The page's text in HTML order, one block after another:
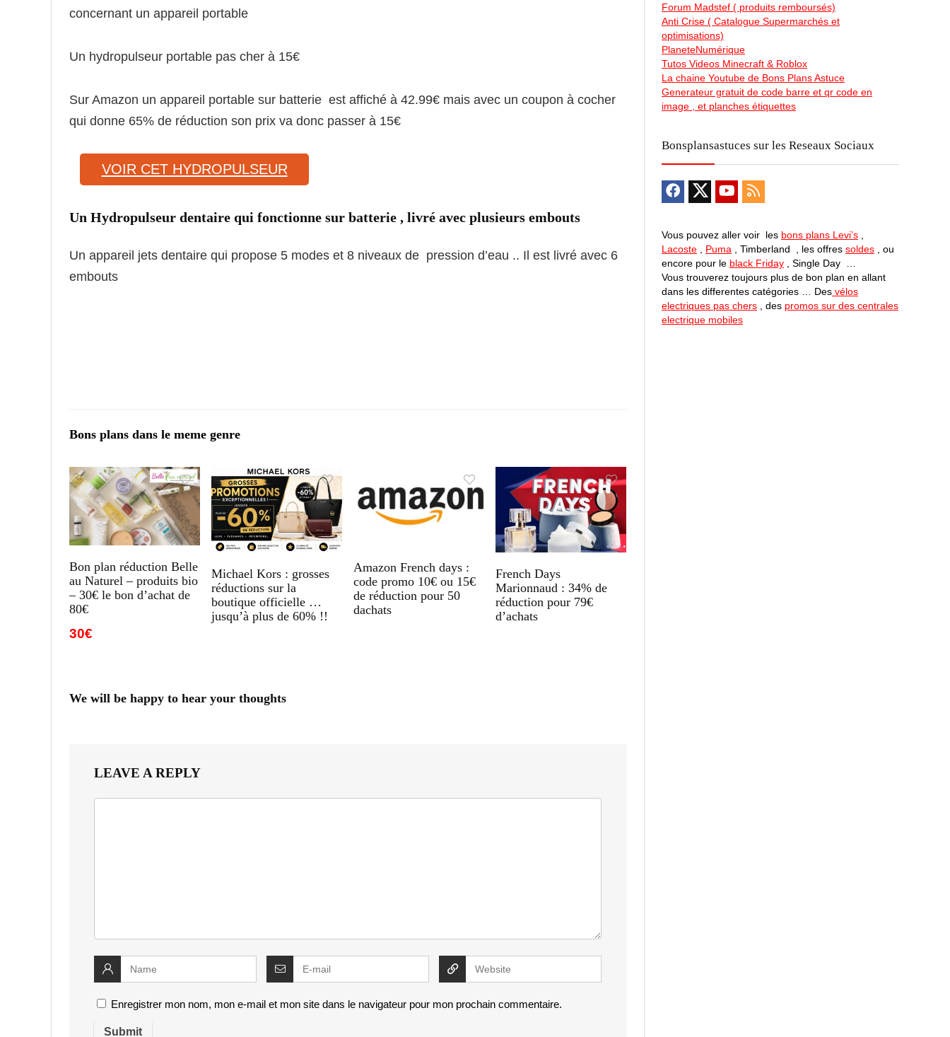
concernant un appareil portable
Un hydropulseur portable pas cher à 15€
Sur Amazon un appareil portable sur batterie est affiché à 42.99€ mais avec un coupon à cocher
qui donne 65% de réduction son prix va donc passer à 15€
VOIR CET HYDROPULSEUR
Un Hydropulseur dentaire qui fonctionne sur batterie , livré avec plusieurs embouts
Un appareil jets dentaire qui propose 5 modes et 8 niveaux de pression d’eau .. Il est livré avec 6
embouts
Bons plans dans le meme genre
Bon plan réduction Belle
au Naturel – produits bio
– 30€ le bon d’achat de
80€
30€
Michael Kors : grosses
réductions sur la
boutique officielle …
jusqu’à plus de 60% !!
Amazon French days :
code promo 10€ ou 15€
de réduction pour 50
dachats
French Days
Marionnaud : 34% de
réduction pour 79€
d’achats
We will be happy to hear your thoughts
LEAVE A REPLY
Enregistrer mon nom, mon e-mail et mon site dans le navigateur pour mon prochain commentaire.
Forum Madstef ( produits remboursés)
Anti Crise ( Catalogue Supermarchés et
optimisations)
PlaneteNumérique
Tutos Videos Minecraft & Roblox
La chaine Youtube de Bons Plans Astuce
Generateur gratuit de code barre et qr code en
image , et planches étiquettes
Bonsplansastuces sur les Reseaux Sociaux
Vous pouvez aller voir les bons plans Levi’s
Lacoste
Puma , Timberland , les offres soldes , ou
encore pour le black Friday , Single Day …
Vous trouverez toujours plus de bon plan en allant
dans les differentes catégories … Des vélos
electriques pas chers , des promos sur des centrales
electrique mobiles